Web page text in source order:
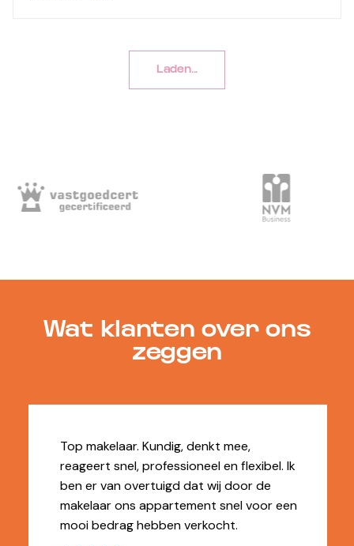
Laden...
Wat klanten over ons
zeggen
Top makelaar. Kundig, denkt mee,
reageert snel, professioneel en flexibel. Ik
ben er van overtuigd dat wij door de
makelaar ons appartement snel voor een
mooi bedrag hebben verkocht.